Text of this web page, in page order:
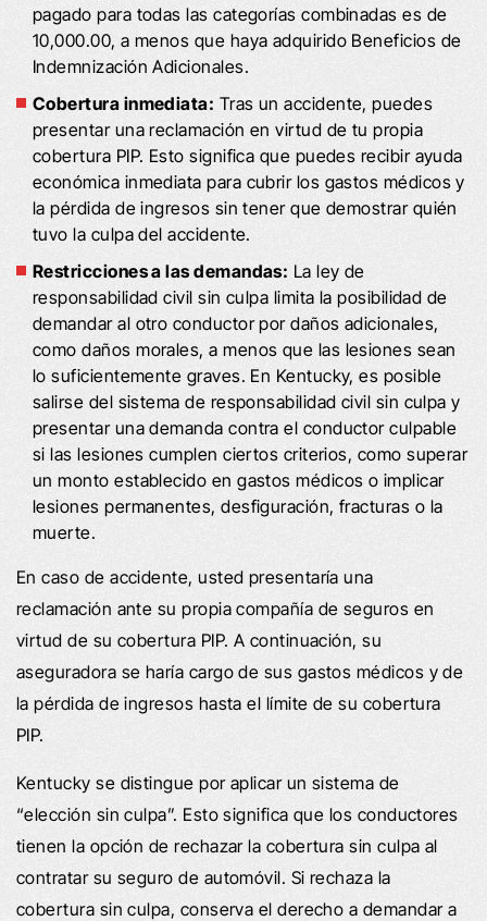
pagado para todas las categorías combinadas es de
10,000.00, a menos que haya adquirido Beneficios de
Indemnización Adicionales.
Cobertura inmediata: Tras un accidente, puedes
presentar una reclamación en virtud de tu propia
cobertura PIP. Esto significa que puedes recibir ayuda
económica inmediata para cubrir los gastos médicos y
la pérdida de ingresos sin tener que demostrar quién
tuvo la culpa del accidente.
Restricciones a las demandas: La ley de
responsabilidad civil sin culpa limita la posibilidad de
demandar al otro conductor por daños adicionales,
como daños morales, a menos que las lesiones sean
lo suficientemente graves. En Kentucky, es posible
salirse del sistema de responsabilidad civil sin culpa y
presentar una demanda contra el conductor culpable
si las lesiones cumplen ciertos criterios, como superar
un monto establecido en gastos médicos o implicar
lesiones permanentes, desfiguración, fracturas o la
muerte.
En caso de accidente, usted presentaría una
reclamación ante su propia compañía de seguros en
virtud de su cobertura PIP. A continuación, su
aseguradora se haría cargo de sus gastos médicos y de
la pérdida de ingresos hasta el límite de su cobertura
PIP.
Kentucky se distingue por aplicar un sistema de
“elección sin culpa”. Esto significa que los conductores
tienen la opción de rechazar la cobertura sin culpa al
contratar su seguro de automóvil. Si rechaza la
cobertura sin culpa, conserva el derecho a demandar a